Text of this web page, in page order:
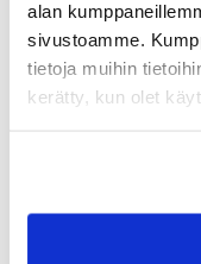
alan
sivustoamme.
tietoja muihin
kerätty, kun olet
Tutustu myös